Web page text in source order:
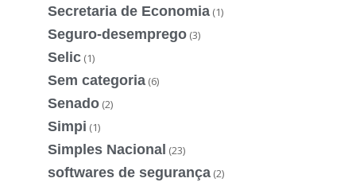
Secretaria de Economia (1)
Seguro-desemprego (3)
Selic (1)
Sem categoria (6)
Senado (2)
Simpi (1)
Simples Nacional (23)
softwares de segurança (2)